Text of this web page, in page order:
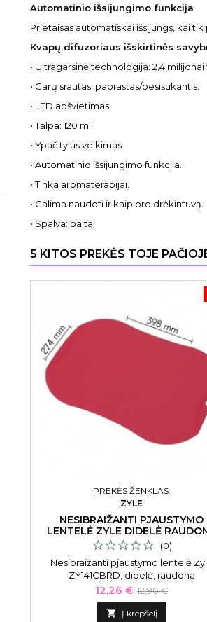
Automatinio išsijungimo funkcija
Prietaisas automatiškai išsijungs, kai
Kvapų difuzoriaus išskirtinės
• Ultragarsinė technologija: 2,4
• Garų srautas: paprastas/besisukantis.
• LED apšvietimas.
• Talpa: 120 ml.
• Ypač tylus veikimas.
• Automatinio išsijungimo funkcija.
• Tinka aromaterapijai.
• Galima naudoti ir kaip oro drėkintuvą.
• Spalva: balta.
5 KITOS PREKĖS TOJE
PREKĖS ŽENKLAS:
ZYLE
NESIBRAIŽANTI PJAUSTYMO
LENTELĖ ZYLE DIDELĖ
(0)
Nesibraižanti pjaustymo lentelė
ZY141CBRD, didelė, raudona
Kaina
12,26 € Bazinė
kaina
12,90 €
 Į krepšelį